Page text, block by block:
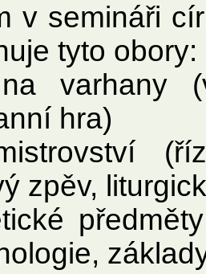
v semináři
tyto obory:
varhany
hra)
zpěv,